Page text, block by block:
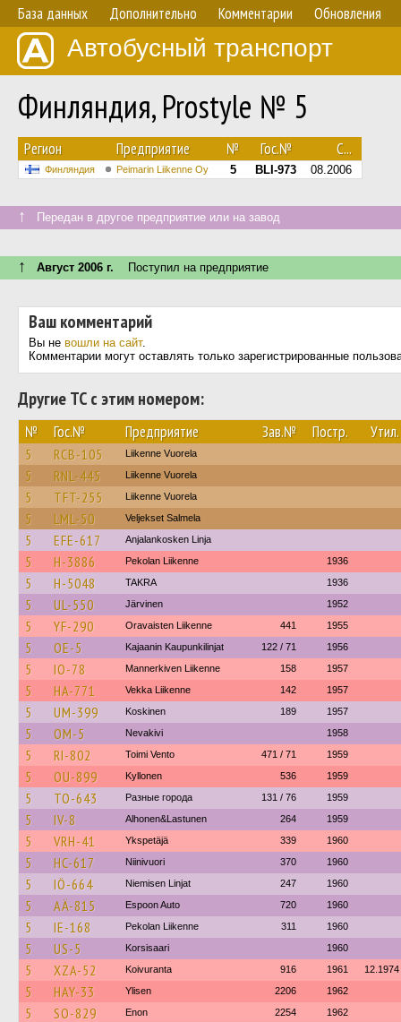
База данных Дополнительно Комментарии Обновления
Автобусный транспорт
Финляндия, Prostyle № 5
Регион Предприятие № Гос.№ С...
Финляндия Peimarin Liikenne Oy 5 BLI-973 08.2006
↑ Передан в другое предприятие или на завод
↑ Август 2006 г. Поступил на предприятие
Ваш комментарий
Вы не вошли на сайт.
Комментарии могут оставлять только зарегистрированные
Другие ТС с этим номером:
№ Гос.№ Предприятие Зав.№ Постр. Утил.
5 RCB-105 Liikenne Vuorela
5 RNL-445 Liikenne Vuorela
5 TFT-255 Liikenne Vuorela
5 LML-50 Veljekset Salmela
5 EFE-617 Anjalankosken Linja
5 H-3886 Pekolan Liikenne 1936
5 H-5048 TAKRA 1936
5 UL-550 Järvinen 1952
5 YF-290 Oravaisten Liikenne 441 1955
5 OE-5 Kajaanin Kaupunkilinjat 122 / 71 1956
5 IO-78 Mannerkiven Liikenne 158 1957
5 HA-771 Vekka Liikenne 142 1957
5 UM-399 Koskinen 189 1957
5 OM-5 Nevakivi 1958
5 RI-802 Toimi Vento 471 / 71 1959
5 OU-899 Kyllonen 536 1959
5 TO-643 Разные города 131 / 76 1959
5 IV-8 Alhonen&Lastunen 264 1959
5 VRH-41 Ykspetäjä 339 1960
5 HC-617 Niinivuori 370 1960
5 IÖ-664 Niemisen Linjat 247 1960
5 AÄ-815 Espoon Auto 720 1960
5 IE-168 Pekolan Liikenne 311 1960
5 US-5 Korsisaari 1960
5 XZA-52 Koivuranta 916 1961 12.1974
5 HAY-33 Ylisen 2206 1962
5 SO-829 Enon 2254 1962